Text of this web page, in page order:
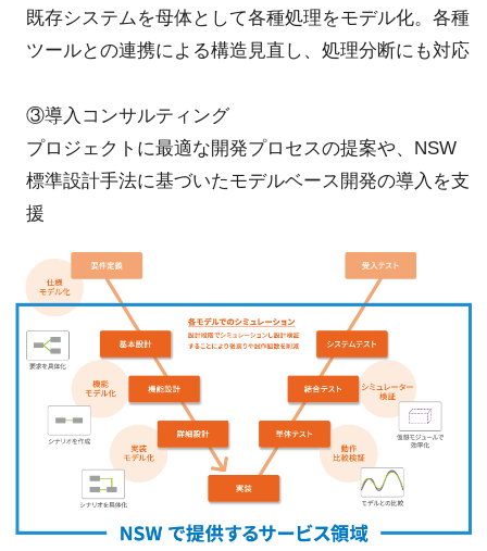
既存システムを母体として各種処理をモデル化。各種
ツールとの連携による構造見直し、処理分断にも対応
③導入コンサルティング
プロジェクトに最適な開発プロセスの提案や、NSW
標準設計手法に基づいたモデルベース開発の導入を支
援